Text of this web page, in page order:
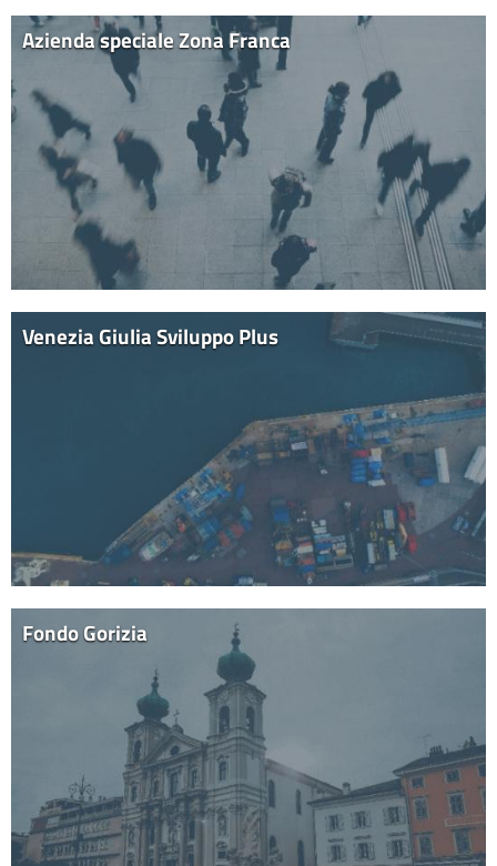
Azienda speciale Zona Franca
Venezia Giulia Sviluppo Plus
Fondo Gorizia